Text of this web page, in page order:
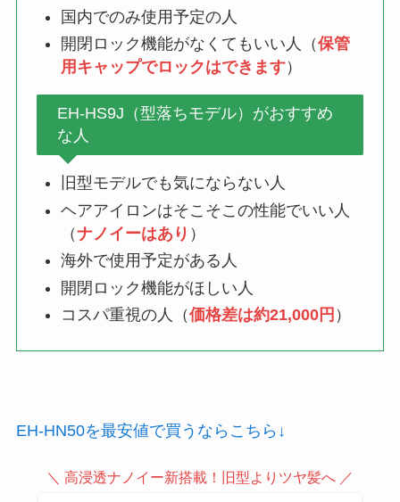
国内でのみ使用予定の人
開閉ロック機能がなくてもいい人（保管
用キャップでロックはできます）
EH-HS9J（型落ちモデル）がおすすめ
な人
旧型モデルでも気にならない人
ヘアアイロンはそこそこの性能でいい人
（ナノイーはあり ）
海外で使用予定がある人
開閉ロック機能がほしい人
コスパ重視の人（価格差は約21,000円 ）
EH-HN50を最安値で買うならこちら↓
＼ 高浸透ナノイー新搭載！旧型よりツヤ髪へ ／